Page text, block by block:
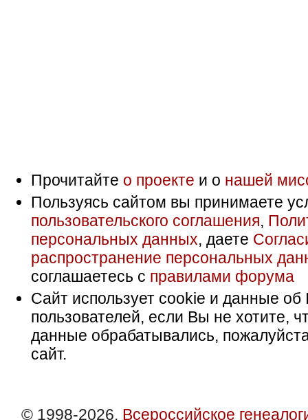
Прочитайте о проекте и о нашей
Пользуясь сайтом вы принимаете
пользовательского соглашения,
персональных данных, даете
распространение персональных
соглашаетесь с правилами форума
Сайт использует cookie и данные об
пользователей, если Вы не хотите,
данные обрабатывались,
сайт.
© 1998-2026, Всероссийское